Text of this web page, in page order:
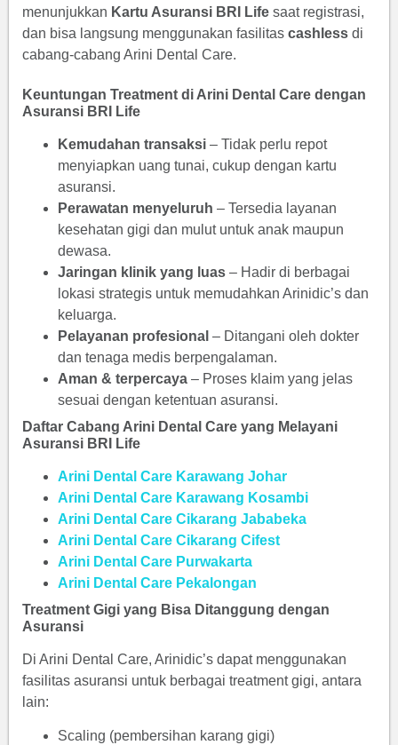
menunjukkan Kartu Asuransi BRI Life saat registrasi,
dan bisa langsung menggunakan fasilitas cashless di
cabang-cabang Arini Dental Care.
Keuntungan Treatment di Arini Dental Care dengan
Asuransi BRI Life
Kemudahan transaksi – Tidak perlu repot
menyiapkan uang tunai, cukup dengan kartu
asuransi.
Perawatan menyeluruh – Tersedia layanan
kesehatan gigi dan mulut untuk anak maupun
dewasa.
Jaringan klinik yang luas – Hadir di berbagai
lokasi strategis untuk memudahkan Arinidic’s dan
keluarga.
Pelayanan profesional – Ditangani oleh dokter
dan tenaga medis berpengalaman.
Aman & terpercaya – Proses klaim yang jelas
sesuai dengan ketentuan asuransi.
Daftar Cabang Arini Dental Care yang Melayani
Asuransi BRI Life
Arini Dental Care Karawang Johar
Arini Dental Care Karawang Kosambi
Arini Dental Care Cikarang Jababeka
Arini Dental Care Cikarang Cifest
Arini Dental Care Purwakarta
Arini Dental Care Pekalongan
Treatment Gigi yang Bisa Ditanggung dengan
Asuransi
Di Arini Dental Care, Arinidic’s dapat menggunakan
fasilitas asuransi untuk berbagai treatment gigi, antara
lain:
Scaling (pembersihan karang gigi)